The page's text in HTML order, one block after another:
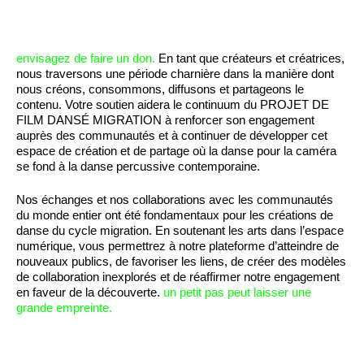
envisagez de faire un don. En tant que créateurs et créatrices,
nous traversons une période charnière dans la manière dont
nous créons, consommons, diffusons et partageons le
contenu. Votre soutien aidera le continuum du PROJET DE
FILM DANSÉ MIGRATION à renforcer son engagement
auprès des communautés et à continuer de développer cet
espace de création et de partage où la danse pour la caméra
se fond à la danse percussive contemporaine.
Nos échanges et nos collaborations avec les communautés
du monde entier ont été fondamentaux pour les créations de
danse du cycle migration. En soutenant les arts dans l’espace
numérique, vous permettrez à notre plateforme d’atteindre de
nouveaux publics, de favoriser les liens, de créer des modèles
de collaboration inexplorés et de réaffirmer notre engagement
en faveur de la découverte. un petit pas peut laisser une
grande empreinte.